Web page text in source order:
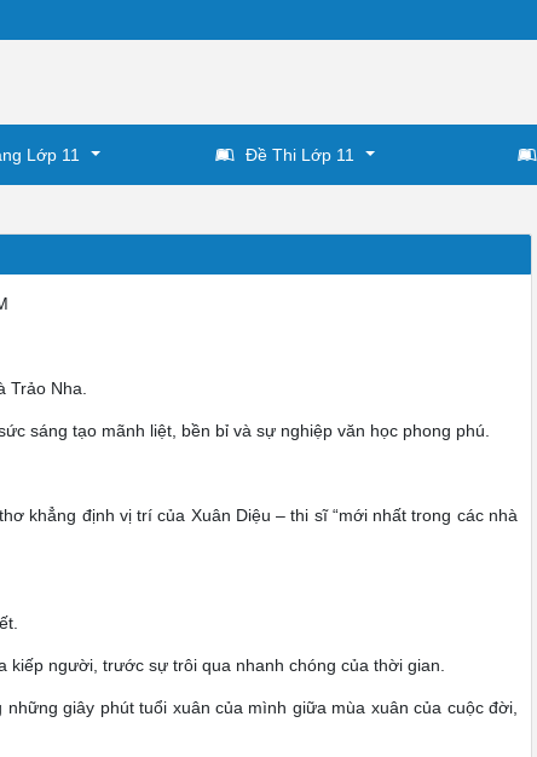
Lớp 11 Đề Thi Lớp 11
Trảo Nha.
sáng tạo mãnh liệt, bền bỉ và sự nghiệp văn học phong phú.
khẳng định vị trí của Xuân Diệu – thi sĩ “mới nhất trong các nhà
người, trước sự trôi qua nhanh chóng của thời gian.
giây phút tuổi xuân của mình giữa mùa xuân của cuộc đời,